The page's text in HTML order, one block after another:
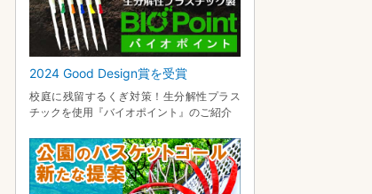
2024 Good Design賞を受賞
校庭に残留するくぎ対策！生分解性プラス
チックを使用『バイオポイント』のご紹介